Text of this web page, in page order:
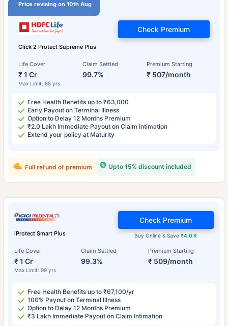
Price revising on 10th Aug
Click 2 Protect Supreme Plus
Life Cover
₹ 1 Cr
Max Limit: 85 yrs
Claim Settled
99.7%
Premium Starting
₹ 507/month
Check Premium
Free Health Benefits up to ₹63,000
Early Payout on Terminal Illness
Option to Delay 12 Months Premium
₹2.0 Lakh Immediate Payout on Claim Intimation
Extend your policy at Maturity
Upto 15% discount included
Full refund of premium
iProtect Smart Plus
Life Cover
₹ 1 Cr
Max Limit: 99 yrs
Claim Settled
99.3%
Premium Starting
₹ 509/month
Buy Online & Save₹4.0 K
Check Premium
Free Health Benefits up to ₹67,100/yr
100% Payout on Terminal Illness
Option to Delay 12 Months Premium
₹3 Lakh Immediate Payout on Claim Intimation